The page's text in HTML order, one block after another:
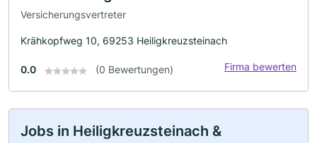
Versicherungsvertreter
Krähkopfweg 10, 69253 Heiligkreuzsteinach
0.0 (0 Bewertungen) Firma bewerten
Jobs in Heiligkreuzsteinach &